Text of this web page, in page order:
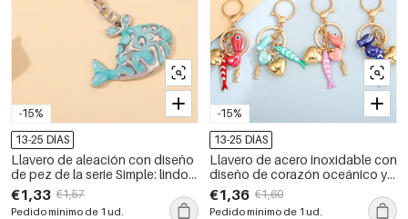
-15%
13-25 DÍAS
Llavero de aleación con diseño
de pez de la serie Simple: lindo
animal marino.
€1,33 €1,57
Pedido mínimo de 1 ud.
-15%
13-25 DÍAS
Llavero de acero inoxidable con
diseño de corazón oceánico y
pez, de la serie étnica.
€1,36 €1,60
Pedido mínimo de 1 ud.